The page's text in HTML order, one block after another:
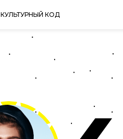
КУЛЬТУРНЫЙ КОД